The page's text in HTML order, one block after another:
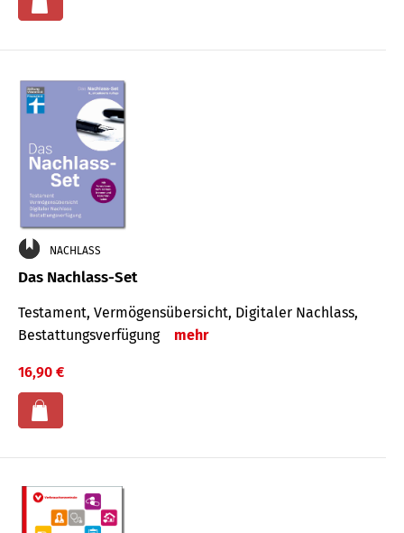
NACHLASS
Das Nachlass-Set
Testament, Vermögens­übersicht, Digitaler Nach­lass,
Bestat­tungs­ver­fügung
mehr
16,90 €